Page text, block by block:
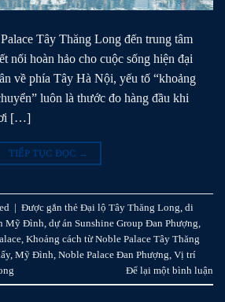
Tây Thăng Long đến trung tâm
nối hoàn hảo cho cuộc sống hiện đại
về phía Tây Hà Nội, yếu tố “khoảng
luôn là thước đo hàng đầu khi
[…]
TIẾP TỤC ĐỌC →
| Được gắn thẻ Đại lộ Tây Thăng Long di
Mỹ Đình dự án Sunshine Group Đan Phượng
Khoảng cách từ Noble Palace Tây Thăng
, Mỹ Đình Noble Palace Đan Phượng Vị trí
Để lại một bình luận